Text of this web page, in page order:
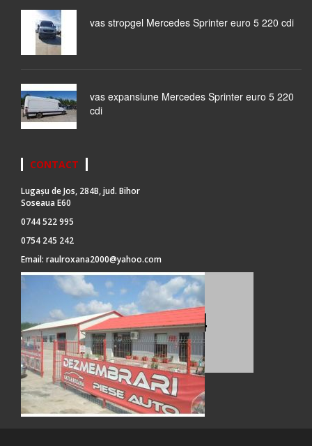
vas stropgel Mercedes Sprinter euro 5 220 cdi
vas expansiune Mercedes Sprinter euro 5 220
cdi
CONTACT
Lugașu de Jos, 284B, jud. Bihor
Soseaua E60
0744 522 995
0754 245 242
Email: raulroxana2000@yahoo.com